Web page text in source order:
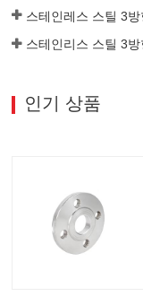
스테인리스 스틸 3
인기 상품